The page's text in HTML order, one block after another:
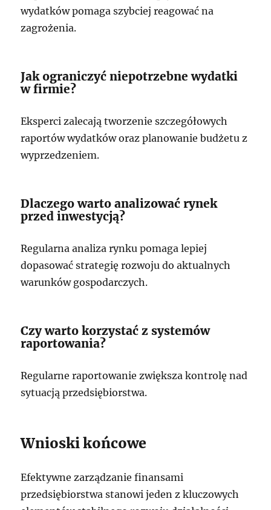
wydatków pomaga szybciej reagować na
zagrożenia.
Jak ograniczyć niepotrzebne wydatki
w firmie?
Eksperci zalecają tworzenie szczegółowych
raportów wydatków oraz planowanie budżetu z
wyprzedzeniem.
Dlaczego warto analizować rynek
przed inwestycją?
Regularna analiza rynku pomaga lepiej
dopasować strategię rozwoju do aktualnych
warunków gospodarczych.
Czy warto korzystać z systemów
raportowania?
Regularne raportowanie zwiększa kontrolę nad
sytuacją przedsiębiorstwa.
Wnioski końcowe
Efektywne zarządzanie finansami
przedsiębiorstwa stanowi jeden z kluczowych